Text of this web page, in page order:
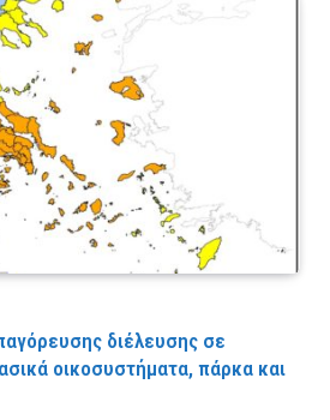
διέλευσης σε
οικοσυστήματα, πάρκα και